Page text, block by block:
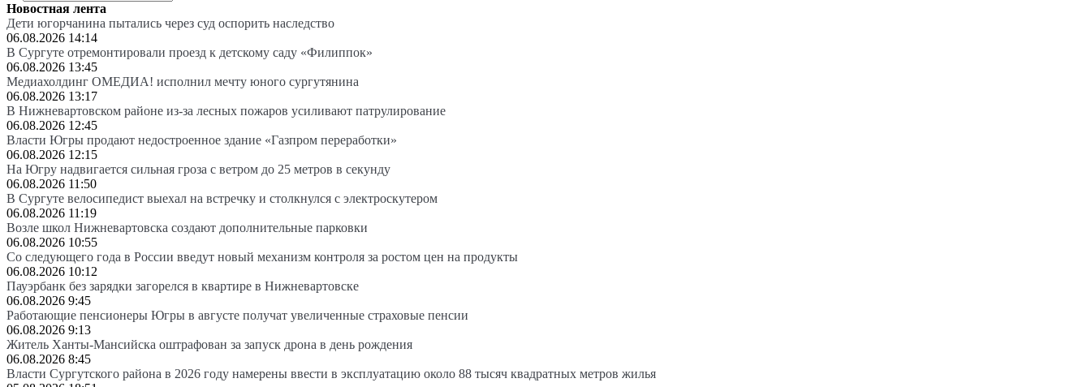
Новостная лента
Дети югорчанина пытались через суд оспорить наследство
06.08.2026 14:14
В Сургуте отремонтировали проезд к детскому саду «Филиппок»
06.08.2026 13:45
Медиахолдинг ОМЕДИА! исполнил мечту юного сургутянина
06.08.2026 13:17
В Нижневартовском районе из-за лесных пожаров усиливают патрулирование
06.08.2026 12:45
Власти Югры продают недостроенное здание «Газпром переработки»
06.08.2026 12:15
На Югру надвигается сильная гроза с ветром до 25 метров в секунду
06.08.2026 11:50
В Сургуте велосипедист выехал на встречку и столкнулся с электроскутером
06.08.2026 11:19
Возле школ Нижневартовска создают дополнительные парковки
06.08.2026 10:55
Со следующего года в России введут новый механизм контроля за ростом цен на продукты
06.08.2026 10:12
Пауэрбанк без зарядки загорелся в квартире в Нижневартовске
06.08.2026 9:45
Работающие пенсионеры Югры в августе получат увеличенные страховые пенсии
06.08.2026 9:13
Житель Ханты-Мансийска оштрафован за запуск дрона в день рождения
06.08.2026 8:45
Власти Сургутского района в 2026 году намерены ввести в эксплуатацию около 88 тысяч квадратных метров жилья